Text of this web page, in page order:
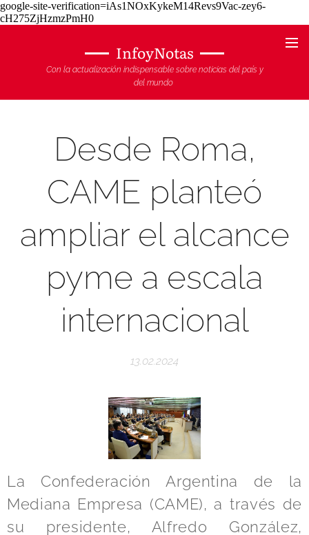
google-site-verification=iAs1NOxKykeM14Revs9Vac-zey6-
cH275ZjHzmzPmH0
InfoyNotas
Con la actualización indispensable sobre noticias del país y
del mundo
Desde Roma,
CAME planteó
ampliar el alcance
pyme a escala
internacional
13.02.2024
La Confederación Argentina de la
Mediana Empresa (CAME), a través de
su presidente, Alfredo González,